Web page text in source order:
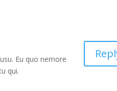
Eu quo nemore
qui.